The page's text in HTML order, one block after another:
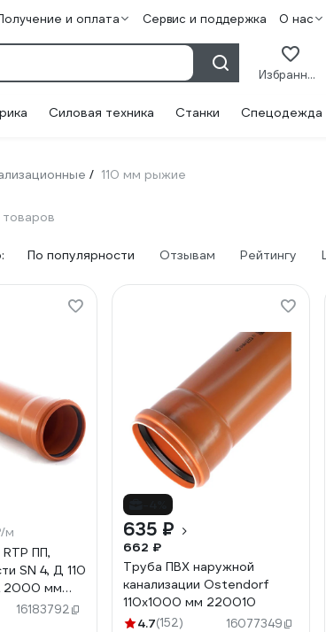
и оплата Сервис и поддержка О нас
Избранное
Силовая техника Станки Спецодежда
/ 110 мм рыжие
товаров
По популярности Отзывам Рейтингу
м
ПП,
SN 4, Д 110
2000 мм
16183792
635 ₽
662 ₽
Труба ПВХ наружной
канализации Ostendorf
110х1000 мм 220010
4.7(152) 16077349